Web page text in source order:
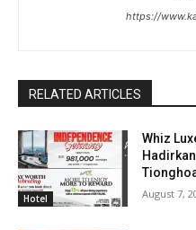
https://
RELATED ARTICLES
Hotel
Whiz
August 7,